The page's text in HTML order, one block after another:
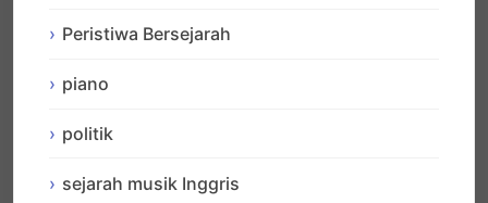
Peristiwa Bersejarah
piano
politik
sejarah musik Inggris